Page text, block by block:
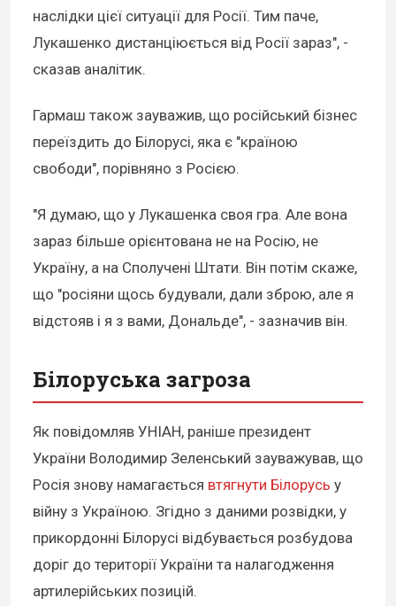
наслідки цієї ситуації для Росії. Тим паче,
Лукашенко дистанціюється від Росії зараз", -
сказав аналітик.
Гармаш також зауважив, що російський бізнес
переїздить до Білорусі, яка є "країною
свободи", порівняно з Росією.
"Я думаю, що у Лукашенка своя гра. Але вона
зараз більше орієнтована не на Росію, не
Україну, а на Сполучені Штати. Він потім скаже,
що "росіяни щось будували, дали зброю, але я
відстояв і я з вами, Дональде", - зазначив він.
Білоруська загроза
Як повідомляв УНІАН, раніше президент
України Володимир Зеленський зауважував, що
Росія знову намагається втягнути Білорусь у
війну з Україною. Згідно з даними розвідки, у
прикордонні Білорусі відбувається розбудова
доріг до території України та налагодження
артилерійських позицій.